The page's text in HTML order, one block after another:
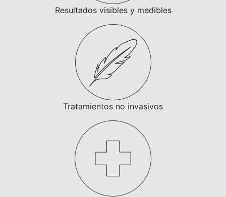
Resultados visibles y medibles
Tratamientos no invasivos